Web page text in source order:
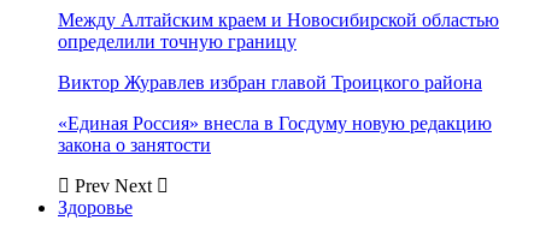
Между Алтайским краем и Новосибирской областью
определили точную границу
Виктор Журавлев избран главой Троицкого района
«Единая Россия» внесла в Госдуму новую редакцию
закона о занятости
Prev Next
Здоровье